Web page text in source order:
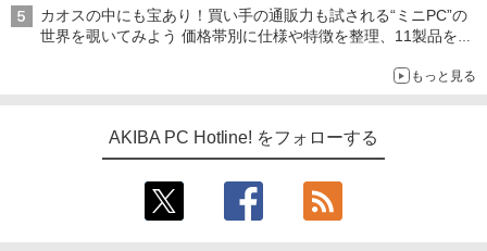
カオスの中にも宝あり！買い手の通販力も試される“ミニPC”の
世界を覗いてみよう 価格帯別に仕様や特徴を整理、11製品をピ
もっと見る
AKIBA PC Hotline! をフォローする